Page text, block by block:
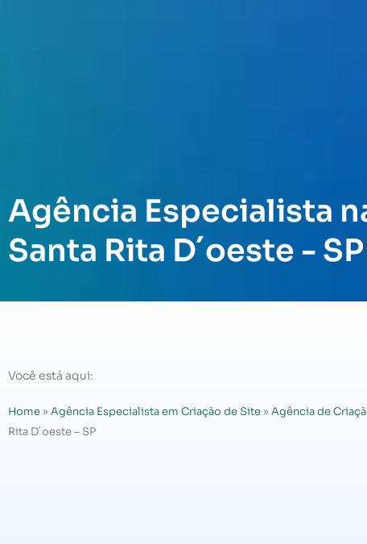
Agência Especialista
Santa Rita D´oeste - SP
Você está aqui:
Home » Agência Especialista em Criação de Site » Agência de
Rita D´oeste – SP